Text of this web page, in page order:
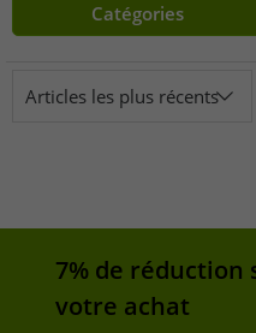
Catégories
Articles les plus récents
7% de
votre achat